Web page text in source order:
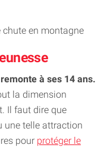
chute en montagne
remonte à ses 14 ans.
la dimension
Il faut dire que
une telle attraction
pour protéger le